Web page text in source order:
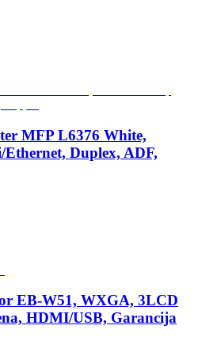
MFP L6376 White,
Duplex, ADF,
EB-W51, WXGA, 3LCD
HDMI/USB, Garancija